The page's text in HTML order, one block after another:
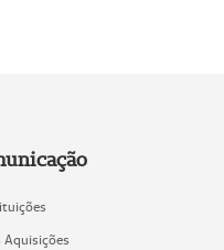
Aquisições